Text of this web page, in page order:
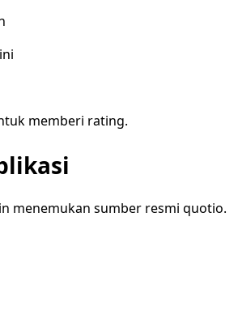
memberi rating.
menemukan sumber resmi quotio.